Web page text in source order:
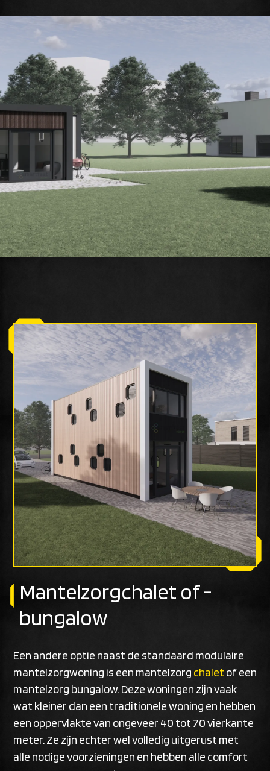
Mantelzorgchalet of -
bungalow
Een andere optie naast de standaard modulaire
mantelzorgwoning is een mantelzorg chalet of een
mantelzorg bungalow. Deze woningen zijn vaak
wat kleiner dan een traditionele woning en hebben
een oppervlakte van ongeveer 40 tot 70 vierkante
meter. Ze zijn echter wel volledig uitgerust met
alle nodige voorzieningen en hebben alle comfort